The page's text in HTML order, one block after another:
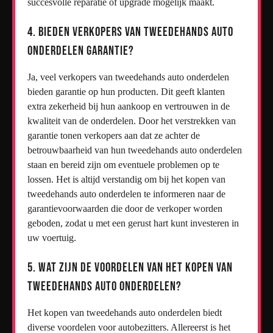
succesvolle reparatie of upgrade mogelijk maakt.
4. Bieden verkopers van tweedehands auto
onderdelen garantie?
Ja, veel verkopers van tweedehands auto onderdelen
bieden garantie op hun producten. Dit geeft klanten
extra zekerheid bij hun aankoop en vertrouwen in de
kwaliteit van de onderdelen. Door het verstrekken van
garantie tonen verkopers aan dat ze achter de
betrouwbaarheid van hun tweedehands auto onderdelen
staan en bereid zijn om eventuele problemen op te
lossen. Het is altijd verstandig om bij het kopen van
tweedehands auto onderdelen te informeren naar de
garantievoorwaarden die door de verkoper worden
geboden, zodat u met een gerust hart kunt investeren in
uw voertuig.
5. Wat zijn de voordelen van het kopen van
tweedehands auto onderdelen?
Het kopen van tweedehands auto onderdelen biedt
diverse voordelen voor autobezitters. Allereerst is het